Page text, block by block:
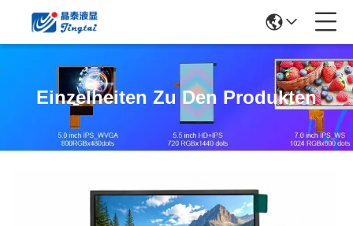
Einzelheiten Zu Den Produkten